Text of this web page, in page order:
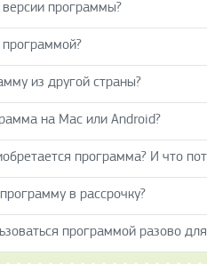
программы?
программой?
из другой страны?
на Mac или Android?
программа? И что
в рассрочку?
программой разово